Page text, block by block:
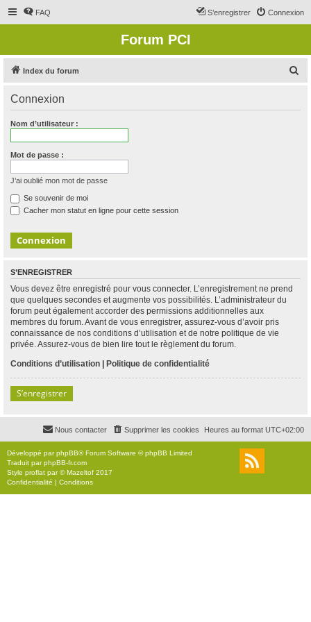
FAQ Connexion
S’enregistrer
Forum PCI
Index du forum
Connexion
Nom d’utilisateur :
Mot de passe :
J’ai oublié mon mot de passe
Se souvenir de moi
Cacher mon statut en ligne pour cette session
S’ENREGISTRER
Vous devez être enregistré pour vous connecter. L’enregistrement ne prend
que quelques secondes et augmente vos possibilités. L’administrateur du
forum peut également accorder des permissions additionnelles aux
membres du forum. Avant de vous enregistrer, assurez-vous d’avoir pris
connaissance de nos conditions d’utilisation et de notre politique de vie
privée. Assurez-vous de bien lire tout le règlement du forum.
Conditions d’utilisation | Politique de confidentialité
S’enregistrer
Heures au format UTC+02:00
Supprimer les cookies
Nous contacter
Développé parphpBB® Forum Software © phpBB Limited
Traduit parphpBB-fr.com
Style proflat par ©Mazeltof 2017
Confidentialité | Conditions